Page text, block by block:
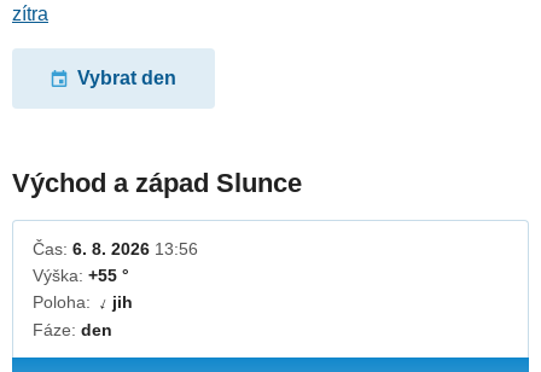
zítra
Vybrat den
Východ a západ Slunce
Čas: 6. 8. 2026 13:56
Výška: +55 °
Poloha: ↓ jih
Fáze: den